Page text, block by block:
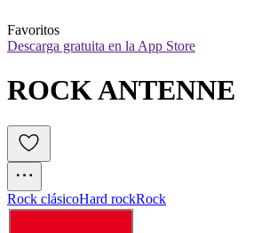
Favoritos
Descarga gratuita en la App Store
ROCK ANTENNE
Rock clásicoHard rockRock